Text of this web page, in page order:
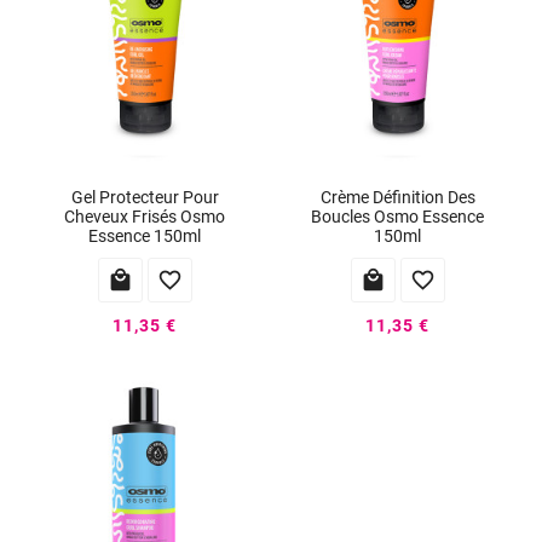
Gel Protecteur Pour
Cheveux Frisés Osmo
Essence 150ml
 
11,35 €
Crème Définition Des
Boucles Osmo Essence
150ml
 
11,35 €